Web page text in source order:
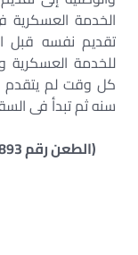
الخدمة
تقديم نفسه قبل
للخدمة العسكرية
كل وقت لم يتقدم
سنه ثم تبدأ فى